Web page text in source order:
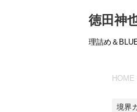
徳田神
理詰め＆
HOME
境界